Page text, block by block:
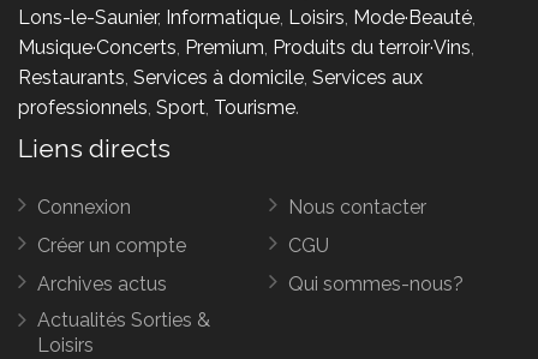
Lons-le-Saunier, Informatique, Loisirs, Mode·Beauté,
Musique·Concerts, Premium, Produits du terroir·Vins,
Restaurants, Services à domicile, Services aux
professionnels, Sport, Tourisme.
Liens directs
Connexion
Créer un compte
Archives actus
Actualités Sorties &
Loisirs
Nous contacter
CGU
Qui sommes-nous?